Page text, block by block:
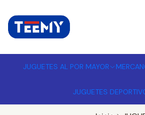
JUGUETES AL POR MAYOR
JUGUETES